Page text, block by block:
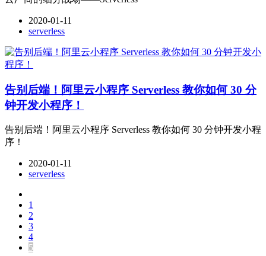
2020-01-11
serverless
告别后端！阿里云小程序 Serverless 教你如何 30 分
钟开发小程序！
告别后端！阿里云小程序 Serverless 教你如何 30 分钟开发小程
序！
2020-01-11
serverless
1
2
3
4
5